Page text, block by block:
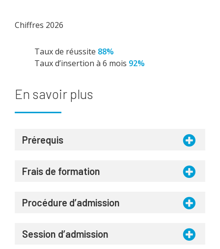
Chiffres 2026
Taux de réussite 88%
Taux d’insertion à 6 mois 92%
En savoir plus
Prérequis
Frais de formation
Procédure d’admission
Session d’admission